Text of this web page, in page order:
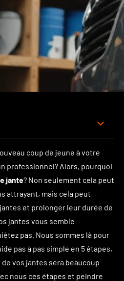
coup de jeune à votre
professionnel? Alors, pourquoi
jante? Non seulement cela peut
attrayant, mais cela peut
et prolonger leur durée de
jantes vous semble
pas. Nous sommes là pour
pas à pas simple en 5 étapes,
vos jantes sera beaucoup
nous ces étapes et peindre